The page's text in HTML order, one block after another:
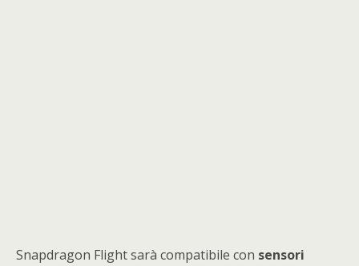
Snapdragon Flight sarà compatibile con sensori